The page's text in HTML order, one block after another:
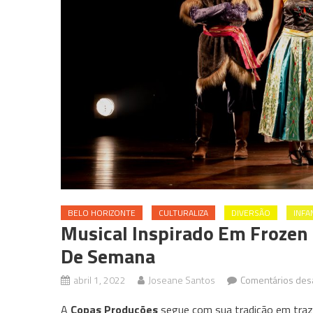
BELO HORIZONTE CULTURALIZA DIVERSÃO
Musical Inspirado Em
De Semana
abril 1, 2022 Joseane Santos Comentários
A Copas Produçõessegue com sua tradição em